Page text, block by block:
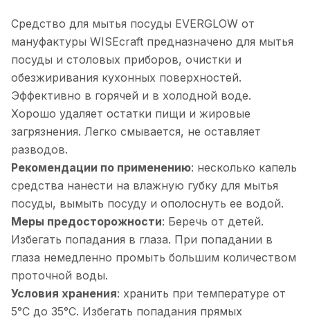
Средство для мытья посуды EVERGLOW от
мануфактуры WISEcraft предназначено для мытья
посуды и столовых приборов, очистки и
обезжиривания кухонных поверхностей.
Эффективно в горячей и в холодной воде.
Хорошо удаляет остатки пищи и жировые
загрязнения. Легко смывается, не оставляет
разводов.
Рекомендации по применению: несколько капель
средства нанести на влажную губку для мытья
посуды, вымыть посуду и ополоснуть ее водой.
Меры предосторожности: Беречь от детей.
Избегать попадания в глаза. При попадании в
глаза немедленно промыть большим количеством
проточной воды.
Условия хранения: хранить при температуре от
5°С до 35°С. Избегать попадания прямых